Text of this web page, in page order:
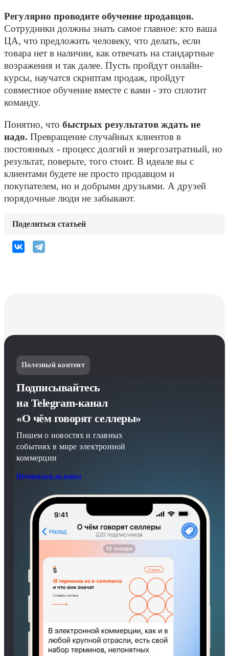
Регулярно проводите обучение продавцов.
Сотрудники должны знать самое главное: кто ваша
ЦА, что предложить человеку, что делать, если
товара нет в наличии, как отвечать на стандартные
возражения и так далее. Пусть пройдут онлайн-
курсы, научатся скриптам продаж, пройдут
совместное обучение вместе с вами - это сплотит
команду.
Понятно, что быстрых результатов ждать не
надо. Превращение случайных клиентов в
постоянных - процесс долгий и энергозатратный, но
результат, поверьте, того стоит. В идеале вы с
клиентами будете не просто продавцом и
покупателем, но и добрыми друзьями. А друзей
порядочные люди не забывают.
Поделиться статьей
Полезный контент
Подписывайтесь
на Telegram-канал
«О чём говорят селлеры»
Пишем о новостях и главных
событиях в мире электронной
коммерции
Подписаться на канал